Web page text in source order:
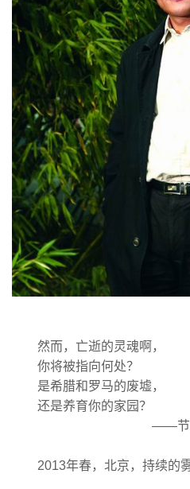
然而，亡逝的灵魂啊，
你将被指向何处？
是希腊和罗马的废墟，
还是养育你的家园？
——节选自俞孔坚
2013年春，北京，持续的雾